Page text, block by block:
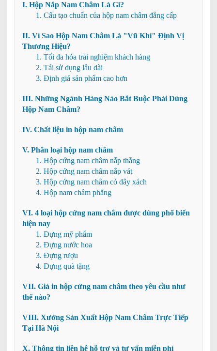
I. Hộp Nắp Nam Châm Là Gì?
1. Cấu tạo chuẩn của hộp nam châm đẳng cấp
II. Vì Sao Hộp Nam Châm Là "Vũ Khí" Định Vị
Thương Hiệu?
1. Tối đa hóa trải nghiệm khách hàng
2. Tái sử dụng lâu dài
3. Định giá sản phẩm cao hơn
III. Những Ngành Hàng Nào Bắt Buộc Phải Dùng
Hộp Nam Châm?
IV. Chất liệu in hộp nam châm
V. Phân loại hộp nam châm
1. Hộp cứng nam châm nắp thẳng
2. Hộp cứng nam châm nắp vát
3. Hộp cứng nam châm có dây xách
4. Hộp nam châm phẳng
VI. 4 loại hộp cứng nam châm được dùng phổ biến
hiện nay
1. Đựng mỹ phẩm
2. Đựng nước hoa
3. Đựng rượu
4. Đựng quà tặng
VII. Giá in hộp cứng nam châm theo yêu cầu như
thế nào?
VIII. Xưởng Sản Xuất Hộp Nam Châm Trực Tiếp
Tại Hà Nội
X. Thông tin liên hệ hỗ trợ và tư vấn miễn phí